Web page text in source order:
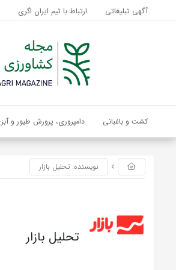
آگهی تبلیغاتی ارتباط با تیم ایران اگری
کشت و باغبانی دامپروری، پرورش طیور و
نویسنده: تحلیل بازار
تحلیل بازار